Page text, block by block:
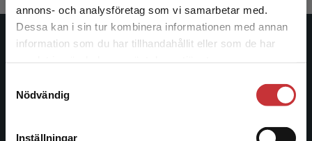
annons- och analysföretag som vi samarbetar med.
Dessa kan i sin tur kombinera informationen med annan
information som du har tillhandahållit eller som de har
Nödvändig
Inställningar
Det verkar som att du besöker
studentlitteratur.se via en enhet utanför Sverige.
Vi erbjuder inte leveranser utanför Sverige. För
att kunna slutföra ett köp måste
Studentlitteratur
Studentlitteratur grundades 1963 och är idag Sveriges
ledande utbildningsförlag. Med läromedel, kurslitteratur,
informationstjänster i utbudet, finns Studentlitteratur med